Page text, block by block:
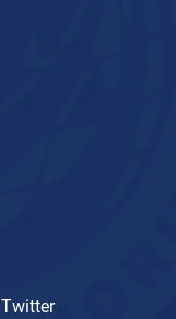
Twitter